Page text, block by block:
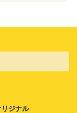
ジナル